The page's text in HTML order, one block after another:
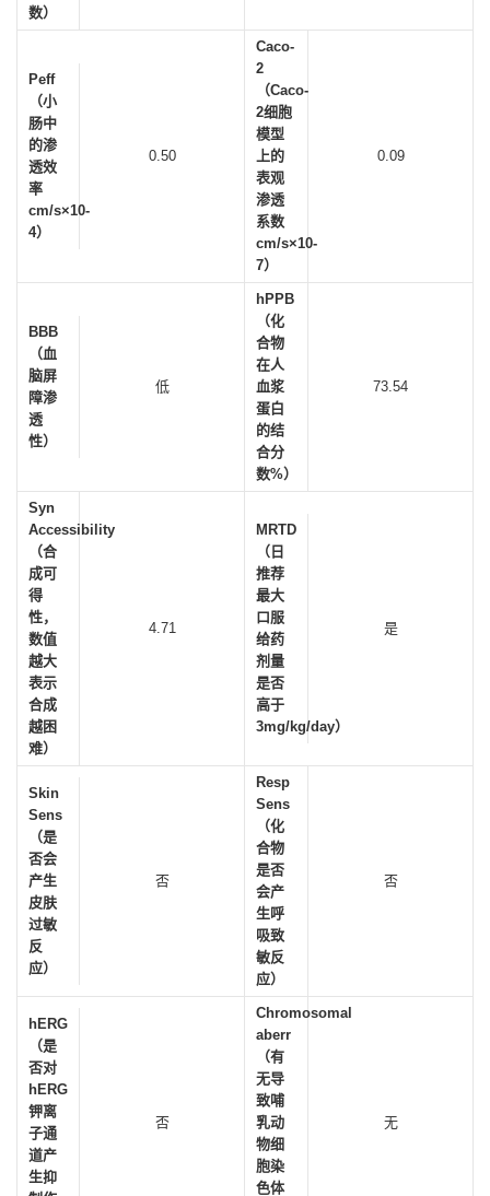
数）
Peff
（小
肠中
的渗
透效
率
cm/s×10-
4）
0.50
Caco-
2
（Caco-
2细胞
模型
上的
表观
渗透
系数
cm/s×10-
7）
0.09
BBB
（血
脑屏
障渗
透
性）
低
hPPB
（化
合物
在人
血浆
蛋白
的结
合分
数%）
73.54
Syn
Accessibility
（合
成可
得
性，
数值
越大
表示
合成
越困
难）
4.71
MRTD
（日
推荐
最大
口服
给药
剂量
是否
高于
3mg/kg/day）
是
Skin
Sens
（是
否会
产生
皮肤
过敏
反
应）
否
Resp
Sens
（化
合物
是否
会产
生呼
吸致
敏反
应）
否
hERG
（是
否对
hERG
钾离
子通
道产
生抑
否
Chromosomal
aberr
（有
无导
致哺
乳动
物细
胞染
色体
无